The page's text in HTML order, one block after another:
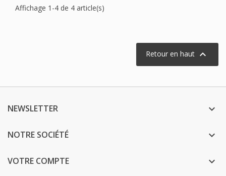
Affichage 1-4 de 4 article(s)
Retour en haut 
NEWSLETTER 
NOTRE SOCIÉTÉ 
VOTRE COMPTE 